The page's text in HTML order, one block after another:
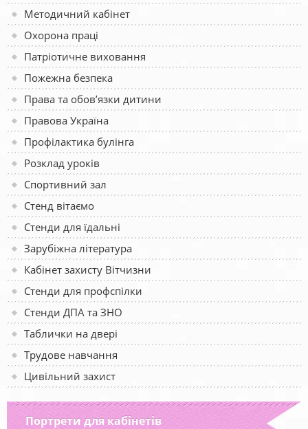
Методичний кабінет
Охорона праці
Патріотичне виховання
Пожежна безпека
Права та обов’язки дитини
Правова Україна
Профілактика булінга
Розклад уроків
Спортивний зал
Стенд вітаємо
Стенди для їдальні
Зарубіжна література
Кабінет захисту Вітчизни
Стенди для профспілки
Стенди ДПА та ЗНО
Таблички на двері
Трудове навчання
Цивільний захист
Портрети для кабінетів